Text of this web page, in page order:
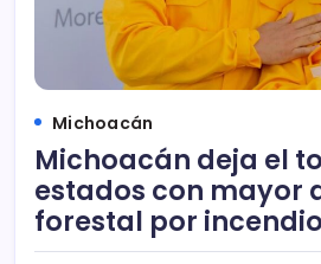
Michoacán
Michoacán deja el
estados con mayor
forestal por